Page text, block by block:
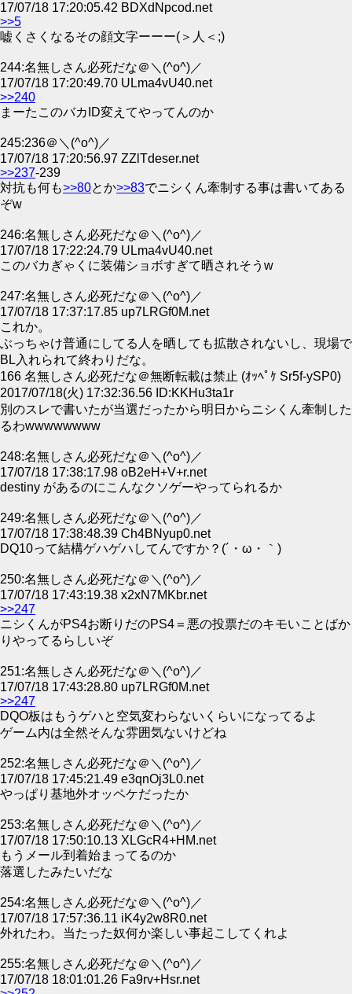
17/07/18 17:20:05.42 BDXdNpcod.net
>>5
嘘くさくなるその顔文字ーーー(＞人＜;)
244:名無しさん必死だな＠＼(^o^)／
17/07/18 17:20:49.70 ULma4vU40.net
>>240
まーたこのバカID変えてやってんのか
245:236＠＼(^o^)／
17/07/18 17:20:56.97 ZZlTdeser.net
>>237-239
対抗も何も>>80とか>>83でニシくん牽制する事は書いてある
ぞw
246:名無しさん必死だな＠＼(^o^)／
17/07/18 17:22:24.79 ULma4vU40.net
このバカぎゃくに装備ショボすぎて晒されそうw
247:名無しさん必死だな＠＼(^o^)／
17/07/18 17:37:17.85 up7LRGf0M.net
これか。
ぶっちゃけ普通にしてる人を晒しても拡散されないし、現場で
BL入れられて終わりだな。
166 名無しさん必死だな＠無断転載は禁止 (ｵｯﾍﾟｹ Sr5f-ySP0)
2017/07/18(火) 17:32:36.56 ID:KKHu3ta1r
別のスレで書いたが当選だったから明日からニシくん牽制した
るわwwwwwwww
248:名無しさん必死だな＠＼(^o^)／
17/07/18 17:38:17.98 oB2eH+V+r.net
destiny があるのにこんなクソゲーやってられるか
249:名無しさん必死だな＠＼(^o^)／
17/07/18 17:38:48.39 Ch4BNyup0.net
DQ10って結構ゲハゲハしてんですか？(´・ω・｀)
250:名無しさん必死だな＠＼(^o^)／
17/07/18 17:43:19.38 x2xN7MKbr.net
>>247
ニシくんがPS4お断りだのPS4＝悪の投票だのキモいことばか
りやってるらしいぞ
251:名無しさん必死だな＠＼(^o^)／
17/07/18 17:43:28.80 up7LRGf0M.net
>>247
DQO板はもうゲハと空気変わらないくらいになってるよ
ゲーム内は全然そんな雰囲気ないけどね
252:名無しさん必死だな＠＼(^o^)／
17/07/18 17:45:21.49 e3qnOj3L0.net
やっぱり基地外オッペケだったか
253:名無しさん必死だな＠＼(^o^)／
17/07/18 17:50:10.13 XLGcR4+HM.net
もうメール到着始まってるのか
落選したみたいだな
254:名無しさん必死だな＠＼(^o^)／
17/07/18 17:57:36.11 iK4y2w8R0.net
外れたわ。当たった奴何か楽しい事起こしてくれよ
255:名無しさん必死だな＠＼(^o^)／
17/07/18 18:01:01.26 Fa9rv+Hsr.net